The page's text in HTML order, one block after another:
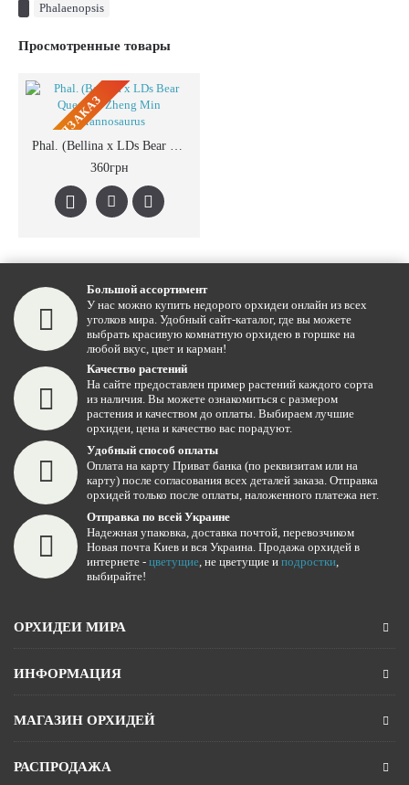
Phalaenopsis
Просмотренные товары
ПРЕДЗАКАЗ
Phal. (Bellina x LDs Bear Queen) x Zheng Min Tyrannosaurus
360грн
Большой ассортимент
У нас можно купить недорого орхидеи онлайн из всех
уголков мира. Удобный сайт-каталог, где вы можете
выбрать красивую комнатную орхидею в горшке на
любой вкус, цвет и карман!
Качество растений
На сайте предоставлен пример растений каждого сорта
из наличия. Вы можете ознакомиться с размером
растения и качеством до оплаты. Выбираем лучшие
орхидеи, цена и качество вас порадуют.
Удобный способ оплаты
Оплата на карту Приват банка (по реквизитам или на
карту) после согласования всех деталей заказа. Отправка
орхидей только после оплаты, наложенного платежа нет.
Отправка по всей Украине
Надежная упаковка, доставка почтой, перевозчиком
Новая почта Киев и вся Украина. Продажа орхидей в
интернете - цветущие, не цветущие и подростки,
выбирайте!
ОРХИДЕИ МИРА
ИНФОРМАЦИЯ
МАГАЗИН ОРХИДЕЙ
РАСПРОДАЖА